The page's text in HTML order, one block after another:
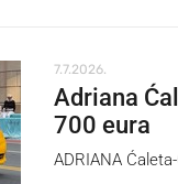
7.7.2026.
Adriana
700 eura
ADRIANA